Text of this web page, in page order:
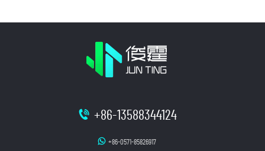
+86-13588344124
+86-0571-85826917